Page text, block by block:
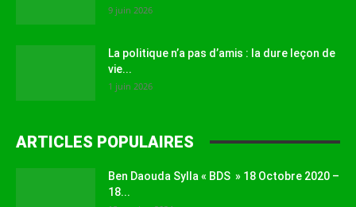
9 juin 2026
La politique n’a pas d’amis : la dure leçon de
vie...
1 juin 2026
ARTICLES POPULAIRES
Ben Daouda Sylla « BDS » 18 Octobre 2020 –
18...